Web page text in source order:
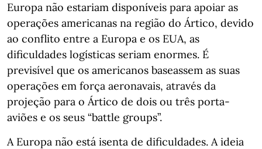
Europa não estariam disponíveis para apoiar as
operações americanas na região do Ártico, devido
ao conflito entre a Europa e os EUA, as
dificuldades logísticas seriam enormes. É
previsível que os americanos baseassem as suas
operações em força aeronavais, através da
projeção para o Ártico de dois ou três porta-
aviões e os seus “battle groups”.
A Europa não está isenta de dificuldades. A ideia